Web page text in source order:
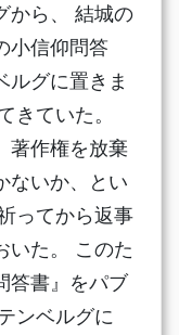
から、 結城の
小信仰問答
ルグに置きま
きていた。
著作権を放棄
ないか、とい
ってから返事
いた。 このた
答書』をパブ
ンベルグに